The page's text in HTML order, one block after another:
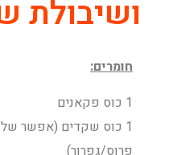
ושיבולת
חומרים:
1 כוס פקאנים
1 כוס שקדים (אפשר
פרוס/גפרור)